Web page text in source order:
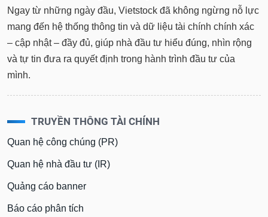
Ngay từ những ngày đầu, Vietstock đã không ngừng nỗ lực
mang đến hệ thống thông tin và dữ liệu tài chính chính xác
– cập nhật – đầy đủ, giúp nhà đầu tư hiểu đúng, nhìn rộng
và tự tin đưa ra quyết định trong hành trình đầu tư của
mình.
TRUYỀN THÔNG TÀI CHÍNH
Quan hệ công chúng (PR)
Quan hệ nhà đầu tư (IR)
Quảng cáo banner
Báo cáo phân tích